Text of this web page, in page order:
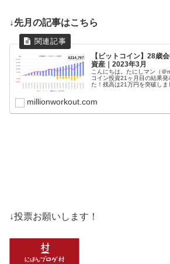
↓先月の記事はこちら
【ビットコイン】28歳
資産｜2023年3月
こんにちは。たにしマン（＠
コイン投資21ヶ月目の結果発
た！残高は21万円を突破しま
millionworkout.com
↓投票お願いします！